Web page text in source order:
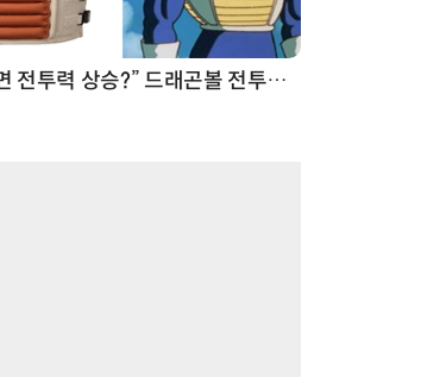
“입으면 전투력 상승?” 드래곤볼 전투복 닮은 중량조끼